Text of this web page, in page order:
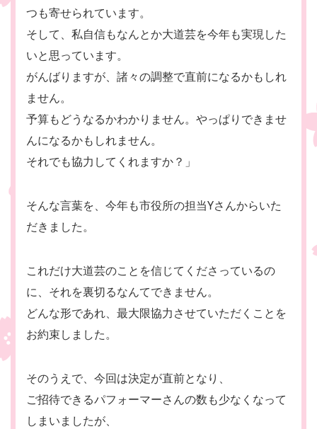
つも寄せられています。
そして、私自信もなんとか大道芸を今年も実現した
いと思っています。
がんばりますが、諸々の調整で直前になるかもしれ
ません。
予算もどうなるかわかりません。やっぱりできませ
んになるかもしれません。
それでも協力してくれますか？」
そんな言葉を、今年も市役所の担当Yさんからいた
だきました。
これだけ大道芸のことを信じてくださっているの
に、それを裏切るなんてできません。
どんな形であれ、最大限協力させていただくことを
お約束しました。
そのうえで、今回は決定が直前となり、
ご招待できるパフォーマーさんの数も少なくなって
しまいましたが、